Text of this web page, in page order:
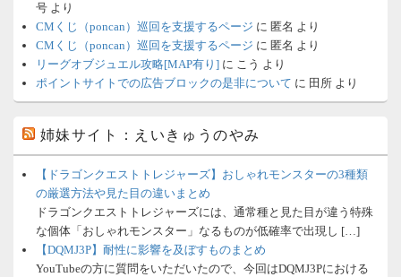
号 より
CMくじ（poncan）巡回を支援するページ に 匿名 より
CMくじ（poncan）巡回を支援するページ に 匿名 より
リーグオブジュエル攻略[MAP有り] に こう より
ポイントサイトでの広告ブロックの是非について に 田所 より
姉妹サイト：えいきゅうのやみ
【ドラゴンクエストトレジャーズ】おしゃれモンスターの3種類
の厳選方法や見た目の違いまとめ
ドラゴンクエストトレジャーズには、通常種と見た目が違う特殊
な個体「おしゃれモンスター」なるものが低確率で出現し […]
【DQMJ3P】耐性に影響を及ぼすものまとめ
YouTubeの方に質問をいただいたので、今回はDQMJ3Pにおける